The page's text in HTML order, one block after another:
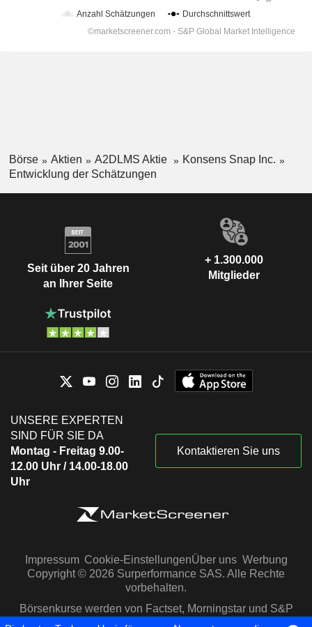
Börse Aktien A2DLMS Aktie
Konsens Snap Inc.
Entwicklung der Schätzungen
Seit über 20 Jahren
an Ihrer Seite
+ 1.300.000
Mitglieder
UNSERE EXPERTEN
SIND FÜR SIE DA
Montag - Freitag 9.00-
12.00 Uhr / 14.00-18.00
Uhr
Kontaktieren Sie uns
Impressum Cookie-EinstellungenÜber uns Werbung
Copyright © 2026 Surperformance SAS. Alle Rechte
vorbehalten.
Börsenkurse werden von Factset, Morningstar und S&P
Capital IQ zur Verfügung gestellt